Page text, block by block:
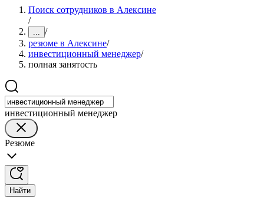
Поиск сотрудников в Алексине
/
... /
резюме в Алексине/
инвестиционный менеджер/
полная занятость
инвестиционный менеджер
Резюме
Найти